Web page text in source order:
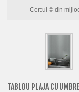
Cercul © din
TABLOU PLAJA CU